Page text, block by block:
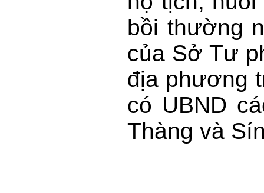
bồi thường
của Sở Tư
địa phương
có UBND
Thàng và